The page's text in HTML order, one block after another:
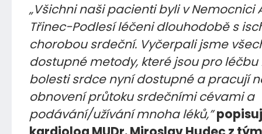
„Všichni naši pacienti byli v Nemocnici
Třinec-Podlesí léčeni dlouhodobě s
chorobou srdeční. Vyčerpali jsme
dostupné metody, které jsou pro
bolesti srdce nyní dostupné a pracují
obnovení průtoku srdečními cévami a
podávání/užívání mnoha léků,”